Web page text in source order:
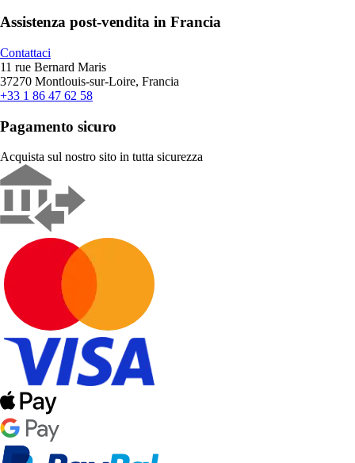
Assistenza post-vendita in Francia
Contattaci
11 rue Bernard Maris
37270 Montlouis-sur-Loire, Francia
+33 1 86 47 62 58
Pagamento sicuro
Acquista sul nostro sito in tutta sicurezza